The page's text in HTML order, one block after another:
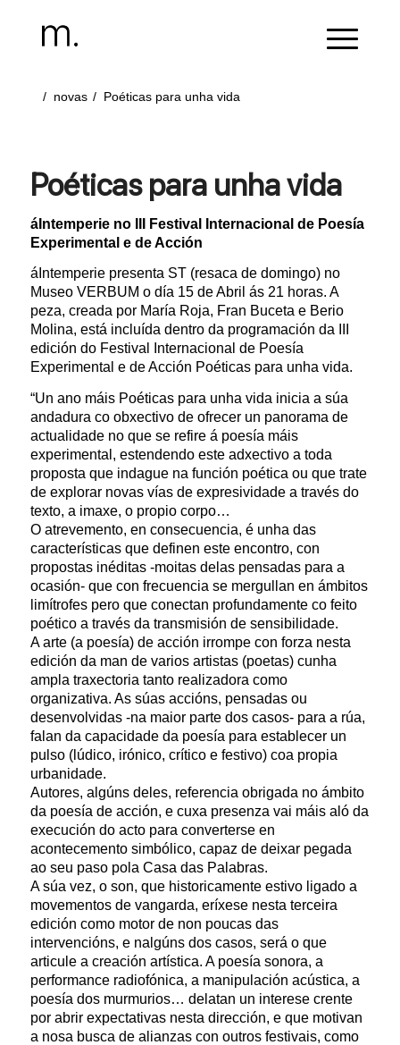
/ novas / Poéticas para unha vida
Poéticas para unha vida
áIntemperie no III Festival Internacional de Poesía
Experimental e de Acción
áIntemperie presenta ST (resaca de domingo) no
Museo VERBUM o día 15 de Abril ás 21 horas. A
peza, creada por María Roja, Fran Buceta e Berio
Molina, está incluída dentro da programación da III
edición do Festival Internacional de Poesía
Experimental e de Acción Poéticas para unha vida.
“Un ano máis Poéticas para unha vida inicia a súa
andadura co obxectivo de ofrecer un panorama de
actualidade no que se refire á poesía máis
experimental, estendendo este adxectivo a toda
proposta que indague na función poética ou que trate
de explorar novas vías de expresividade a través do
texto, a imaxe, o propio corpo…
O atrevemento, en consecuencia, é unha das
características que definen este encontro, con
propostas inéditas -moitas delas pensadas para a
ocasión- que con frecuencia se mergullan en ámbitos
limítrofes pero que conectan profundamente co feito
poético a través da transmisión de sensibilidade.
A arte (a poesía) de acción irrompe con forza nesta
edición da man de varios artistas (poetas) cunha
ampla traxectoria tanto realizadora como
organizativa. As súas accións, pensadas ou
desenvolvidas -na maior parte dos casos- para a rúa,
falan da capacidade da poesía para establecer un
pulso (lúdico, irónico, crítico e festivo) coa propia
urbanidade.
Autores, algúns deles, referencia obrigada no ámbito
da poesía de acción, e cuxa presenza vai máis aló da
execución do acto para converterse en
acontecemento simbólico, capaz de deixar pegada
ao seu paso pola Casa das Palabras.
A súa vez, o son, que historicamente estivo ligado a
movementos de vangarda, eríxese nesta terceira
edición como motor de non poucas das
intervencións, e nalgúns dos casos, será o que
articule a creación artística. A poesía sonora, a
performance radiofónica, a manipulación acústica, a
poesía dos murmurios… delatan un interese crente
por abrir expectativas nesta dirección, e que motivan
a nosa busca de alianzas con outros festivais, como